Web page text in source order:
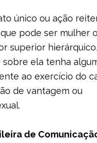
único ou ação
pode ser mulher
superior
sobre ela tenha
ao exercício do
de vantagem ou
de